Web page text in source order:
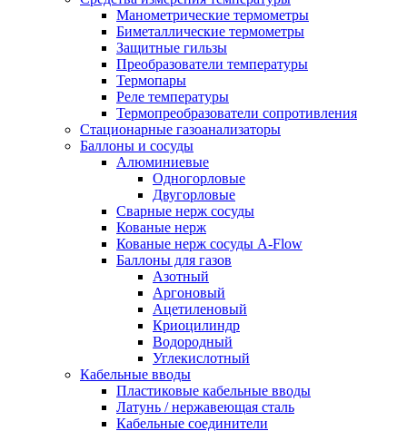
Манометрические термометры
Биметаллические термометры
Защитные гильзы
Преобразователи температуры
Термопары
Реле температуры
Термопреобразователи сопротивления
Стационарные газоанализаторы
Баллоны и сосуды
Алюминиевые
Одногорловые
Двугорловые
Сварные нерж сосуды
Кованые нерж
Кованые нерж сосуды A-Flow
Баллоны для газов
Азотный
Аргоновый
Ацетиленовый
Криоцилиндр
Водородный
Углекислотный
Кабельные вводы
Пластиковые кабельные вводы
Латунь / нержавеющая сталь
Кабельные соединители